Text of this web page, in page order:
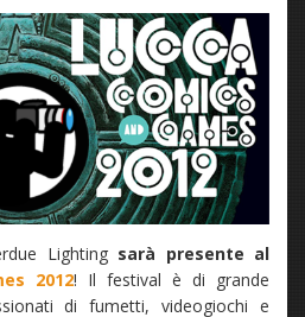
Lighting sarà presente al
2012! Il festival è di grande
di fumetti, videogiochi e